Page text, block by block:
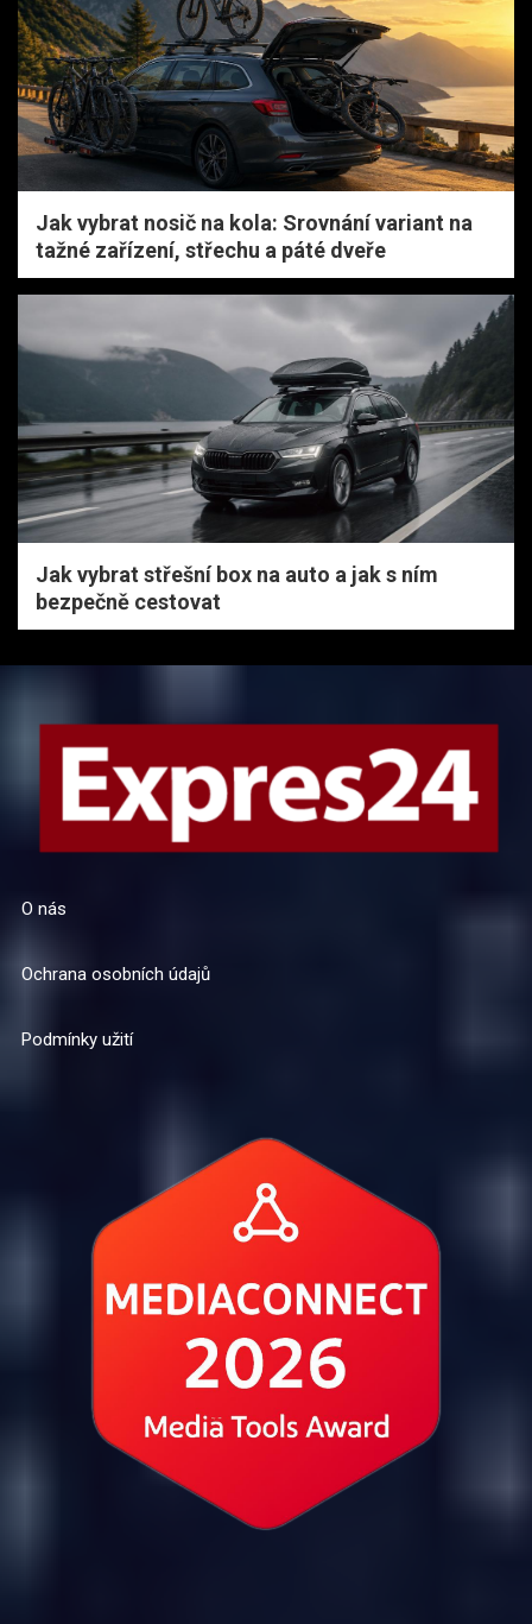
Jak vybrat nosič na kola: Srovnání variant na
tažné zařízení, střechu a páté dveře
Jak vybrat střešní box na auto a jak s ním
bezpečně cestovat
O nás
Ochrana osobních údajů
Podmínky užití